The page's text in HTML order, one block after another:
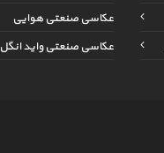
عکاسی صنعتی هوایی
عکاسی صنعتی واید انگل